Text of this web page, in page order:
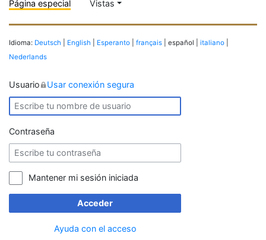
Página especial Vistas
Idioma: Deutsch English Esperanto français | español | italiano
Nederlands
Usuario Usar conexión segura
Contraseña
Mantener mi sesión iniciada
Acceder
Ayuda con el acceso